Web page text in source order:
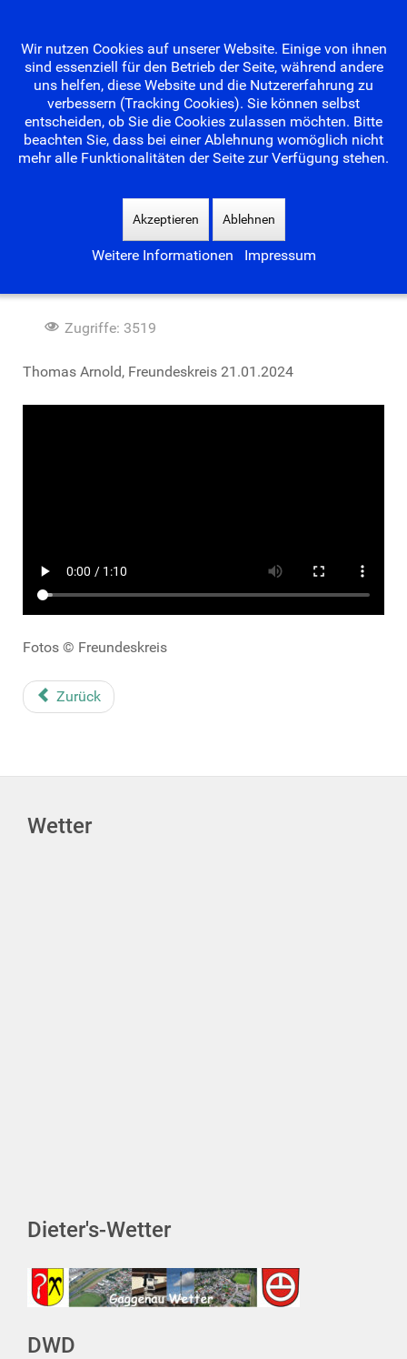
Suchen
Zugriffe: 3519
Thomas Arnold, Freundeskreis 21.01.2024
Fotos © Freundeskreis
Zurück
Wetter
Dieter's-Wetter
DWD
Wir nutzen Cookies auf unserer Website. Einige von ihnen
sind essenziell für den Betrieb der Seite, während andere
uns helfen, diese Website und die Nutzererfahrung zu
verbessern (Tracking Cookies). Sie können selbst
entscheiden, ob Sie die Cookies zulassen möchten. Bitte
beachten Sie, dass bei einer Ablehnung womöglich nicht
mehr alle Funktionalitäten der Seite zur Verfügung stehen.
Akzeptieren Ablehnen
Weitere Informationen Impressum